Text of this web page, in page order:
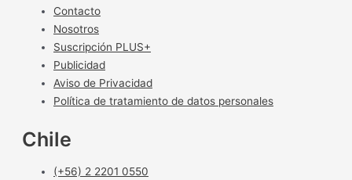
Contacto
Nosotros
Suscripción PLUS+
Publicidad
Aviso de Privacidad
Política de tratamiento de datos personales
Chile
(+56) 2 2201 0550